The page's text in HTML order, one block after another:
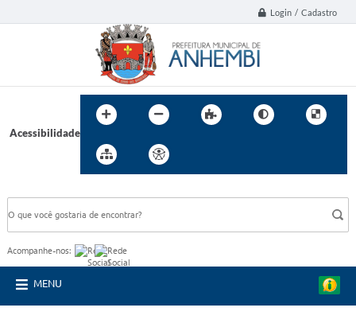
Login / Cadastro
Acessibilidade
Acompanhe-nos:
MENU